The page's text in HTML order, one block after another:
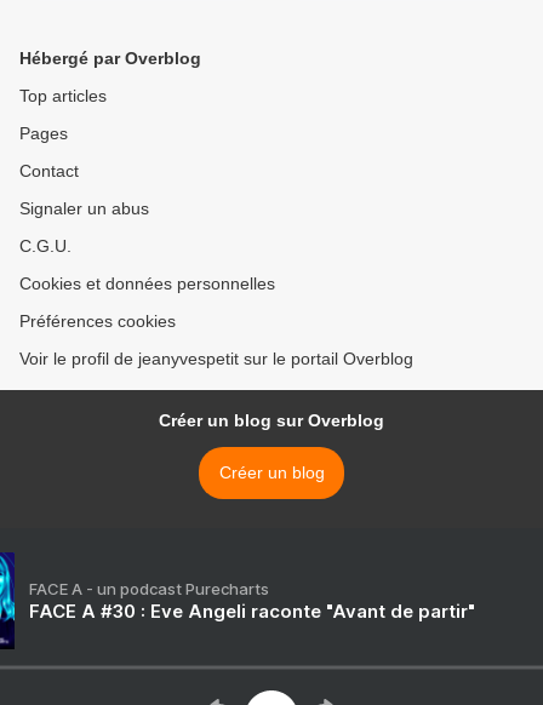
Hébergé par Overblog
Top articles
Pages
Contact
Signaler un abus
C.G.U.
Cookies et données personnelles
Préférences cookies
Voir le profil de jeanyvespetit sur le portail Overblog
Créer un blog sur Overblog
Créer un blog
FACE A - un podcast Purecharts
FACE A #30 : Eve Angeli raconte "Avant de partir"